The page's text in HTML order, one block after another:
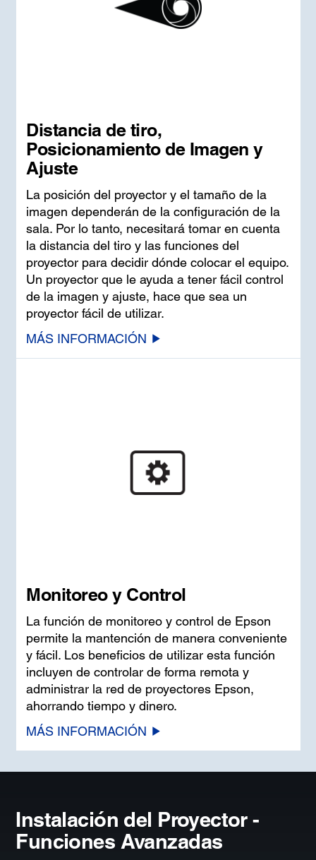
Distancia de tiro,
Posicionamiento de Imagen y
Ajuste
La posición del proyector y el tamaño de la
imagen dependerán de la configuración de la
sala. Por lo tanto, necesitará tomar en cuenta
la distancia del tiro y las funciones del
proyector para decidir dónde colocar el equipo.
Un proyector que le ayuda a tener fácil control
de la imagen y ajuste, hace que sea un
proyector fácil de utilizar.
MÁS INFORMACIÓN
Monitoreo y Control
La función de monitoreo y control de Epson
permite la mantención de manera conveniente
y fácil. Los beneficios de utilizar esta función
incluyen de controlar de forma remota y
administrar la red de proyectores Epson,
ahorrando tiempo y dinero.
MÁS INFORMACIÓN
Instalación del Proyector -
Funciones Avanzadas